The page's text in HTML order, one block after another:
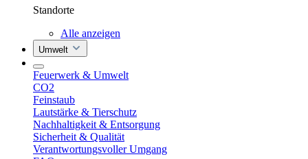
Standorte
Alle anzeigen
Umwelt
Feuerwerk & Umwelt
CO2
Feinstaub
Lautstärke & Tierschutz
Nachhaltigkeit & Entsorgung
Sicherheit & Qualität
Verantwortungsvoller Umgang